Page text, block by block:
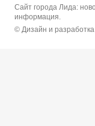
Сайт города Лида:
информация.
© Дизайн и разработка